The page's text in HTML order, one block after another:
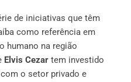
de iniciativas que têm
como referência em
humano na região
Elvis Cezar tem investido
o setor privado e